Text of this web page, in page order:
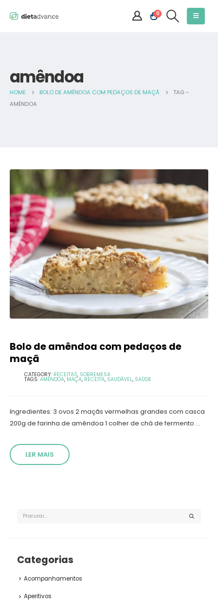
0
amêndoa
HOME BOLO DE AMÊNDOA COM PEDAÇOS DE MAÇÃ
TAG -
AMÊNDOA
Bolo de amêndoa com pedaços de
maçã
CATEGORY: RECEITAS, SOBREMESA
TAGS: AMÊNDOA, MAÇA, RECEITA, SAUDÁVEL, SAÚDE
Ingredientes: 3 ovos 2 maçãs vermelhas grandes com casca
200g de farinha de amêndoa 1 colher de chá de fermento ...
LER MAIS
Categorias
Acompanhamentos
Aperitivos